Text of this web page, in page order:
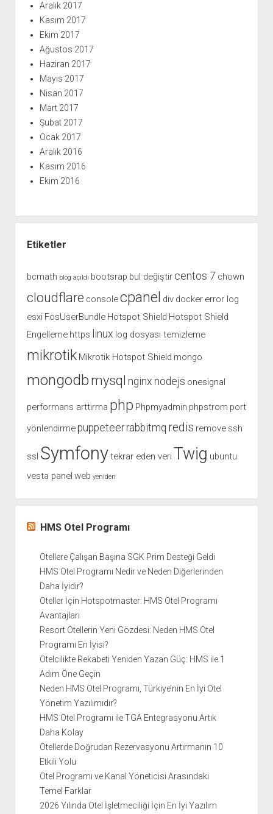
Aralık 2017
Kasım 2017
Ekim 2017
Ağustos 2017
Haziran 2017
Mayıs 2017
Nisan 2017
Mart 2017
Şubat 2017
Ocak 2017
Aralık 2016
Kasım 2016
Ekim 2016
Etiketler
bcmath blog açıldı bootsrap bul değiştir centos 7 chown
cloudflare consolecpanel div docker error log
esxi FosUserBundle Hotspot Shield Hotspot Shield
Engelleme https linux log dosyası temizleme
mikrotik Mikrotik Hotspot Shield mongo
mongodb mysql nginx nodejs onesignal
performans arttırma php Phpmyadmin phpstrom port
yönlendirmepuppeteer rabbitmq redis remove ssh
ssl Symfonytekrar eden veri Twig ubuntu
vesta panel web yeniden
HMS Otel Programı
Otellere Çalışan Başına SGK Prim Desteği Geldi
HMS Otel Programı Nedir ve Neden Diğerlerinden
Daha İyidir?
Oteller İçin Hotspotmaster: HMS Otel Programı
Avantajları
Resort Otellerin Yeni Gözdesi: Neden HMS Otel
Programı En İyisi?
Otelcilikte Rekabeti Yeniden Yazan Güç: HMS ile 1
Adım Öne Geçin
Neden HMS Otel Programı, Türkiye’nin En İyi Otel
Yönetim Yazılımıdır?
HMS Otel Programı ile TGA Entegrasyonu Artık
Daha Kolay
Otellerde Doğrudan Rezervasyonu Artırmanın 10
Etkili Yolu
Otel Programı ve Kanal Yöneticisi Arasındaki
Temel Farklar
2026 Yılında Otel İşletmeciliği İçin En İyi Yazılım